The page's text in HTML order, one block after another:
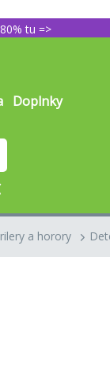
tu =>
Doplnky
a horory